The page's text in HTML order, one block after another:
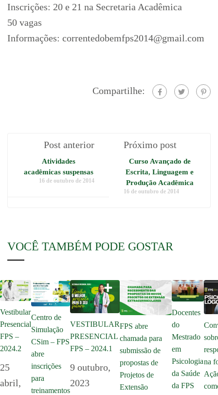
Inscrições: 20 e 21 na Secretaria Acadêmica
50 vagas
Informações: correntedobemfps2014@gmail.com
Compartilhe:
Post anterior
Atividades
acadêmicas suspensas
16 de outubro de 2014
Próximo post
Curso Avançado de
Escrita, Linguagem e
Produção Acadêmica
16 de outubro de 2014
VOCÊ TAMBÉM PODE GOSTAR
Vestibular
Presencial
FPS –
2024.2
25
abril,
Centro de
Simulação
CSim – FPS
abre
inscrições
para
treinamentos
VESTIBULAR
PRESENCIAL
FPS – 2024.1
9 outubro,
2023
FPS abre
chamada para
submissão de
propostas de
Projetos de
Extensão
Docentes
do
Mestrado
em
Psicologia
da Saúde
da FPS
na